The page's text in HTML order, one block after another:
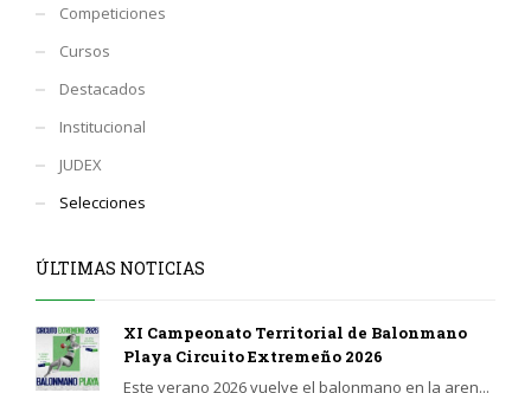
Competiciones
Cursos
Destacados
Institucional
JUDEX
Selecciones
ÚLTIMAS NOTICIAS
XI Campeonato Territorial de Balonmano
Playa Circuito Extremeño 2026
Este verano 2026 vuelve el balonmano en la aren...